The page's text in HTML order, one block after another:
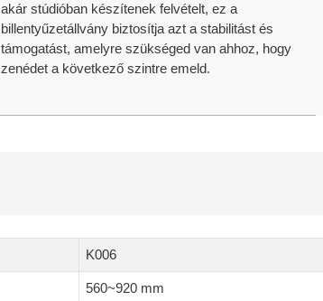
akár stúdióban készítenek felvételt, ez a
billentyűzetállvány biztosítja azt a stabilitást és
támogatást, amelyre szükséged van ahhoz, hogy
zenédet a következő szintre emeld.
K006
560~920 mm